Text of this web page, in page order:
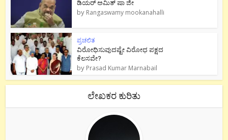
ಡಿಯರ್ ಅಮಿತ್ ಷಾ ಜೀ
by Rangaswamy mookanahalli
ಪ್ರಚಲಿತ
ವಿರೋಧಿಸುವುದಷ್ಟೇ ವಿರೋಧ ಪಕ್ಷದ
ಕೆಲಸವೇ?
by Prasad Kumar Marnabail
ಲೇಖಕರ ಕುರಿತು